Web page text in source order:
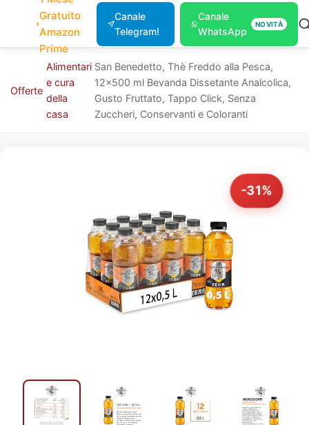
Gratuito
Amazon
Prime
Canale
Telegram!
Canale
WhatsApp
NOVITÀ
Offerte
Alimentari
e cura
della
casa
San Benedetto, Thè Freddo alla Pesca,
12x500 ml Bevanda Dissetante Analcolica,
Gusto Fruttato, Tappo Click, Senza
Zuccheri, Conservanti e Coloranti
-31%